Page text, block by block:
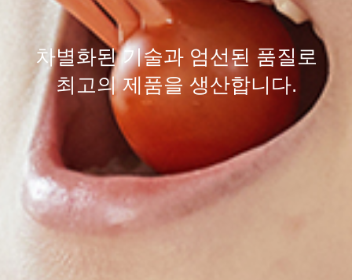
차별화된기술과 엄선된 품질로
최고의 제품을 생산합니다.